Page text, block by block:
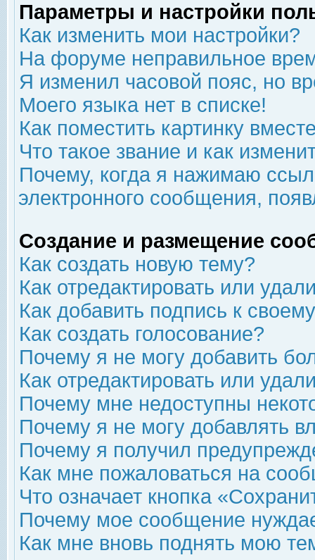
Параметры и настройки
Как изменить мои настройки?
На форуме неправильное
Я изменил часовой пояс, но
Моего языка нет в списке!
Как поместить картинку
Что такое звание и как
Почему, когда я нажимаю
электронного сообщения,
Создание и размещение
Как создать новую тему?
Как отредактировать или
Как добавить подпись к
Как создать голосование?
Почему я не могу добавить
Как отредактировать или
Почему мне недоступны
Почему я не могу добавлять
Почему я получил
Как мне пожаловаться на
Что означает кнопка
Почему мое сообщение
Как мне вновь поднять мою